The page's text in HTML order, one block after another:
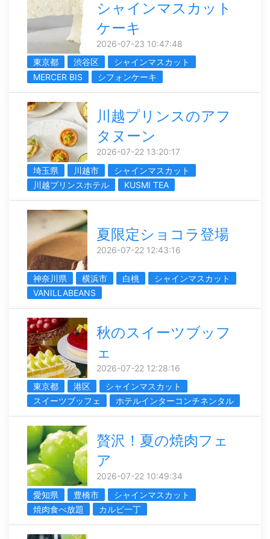
シャインマスカット
ケーキ
2026-07-23 10:47:48
東京都
渋谷区
シャインマスカット
MERCER BIS
シフォンケーキ
川越プリンスのアフ
タヌーン
2026-07-22 13:20:17
埼玉県
川越市
シャインマスカット
川越プリンスホテル
KUSMI TEA
夏限定ショコラ登場
2026-07-22 12:43:16
神奈川県 横浜市 白桃
シャインマスカット
VANILLABEANS
秋のスイーツブッフ
ェ
2026-07-22 12:28:16
東京都
港区
シャインマスカット
スイーツブッフェ
ホテルインターコンチネンタル
贅沢！夏の焼肉フェ
ア
2026-07-22 10:49:34
愛知県
豊橋市
シャインマスカット
焼肉食べ放題
カルビ一丁